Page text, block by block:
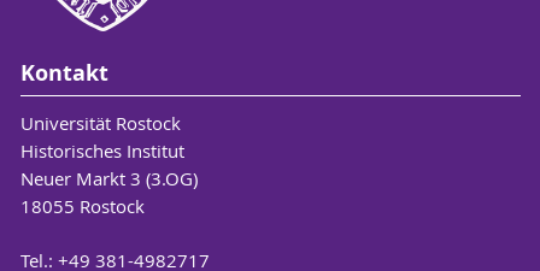
Kontakt
Universität Rostock
Historisches Institut
Neuer Markt 3 (3.OG)
18055 Rostock
Tel.: +49 381-4982717